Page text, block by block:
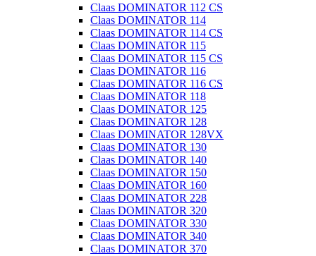
Claas DOMINATOR 112 CS
Claas DOMINATOR 114
Claas DOMINATOR 114 CS
Claas DOMINATOR 115
Claas DOMINATOR 115 CS
Claas DOMINATOR 116
Claas DOMINATOR 116 CS
Claas DOMINATOR 118
Claas DOMINATOR 125
Claas DOMINATOR 128
Claas DOMINATOR 128VX
Claas DOMINATOR 130
Claas DOMINATOR 140
Claas DOMINATOR 150
Claas DOMINATOR 160
Claas DOMINATOR 228
Claas DOMINATOR 320
Claas DOMINATOR 330
Claas DOMINATOR 340
Claas DOMINATOR 370